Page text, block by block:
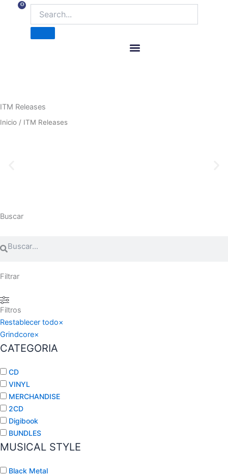
contenido
0
Carrito
ITM Releases
Inicio / ITM Releases
Buscar
Buscar
Filtrar
Filtros
Restablecer todo×
Grindcore×
CATEGORIA
CD
VINYL
MERCHANDISE
2CD
Digibook
BUNDLES
MUSICAL STYLE
Black Metal